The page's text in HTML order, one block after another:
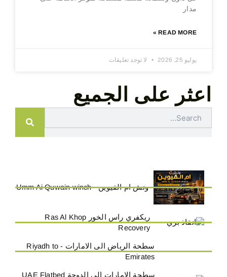
مدار
READ MORE »
يوليو 25, 2026 لا توجد تعليقات
اعثر على الجميع
ونش ام القيوين - Umm Ai Quwain winch
ريكفري راس الخور Ras Al Khop
Recovery
سطحة الرياض الى الامارات - Riyadh to
Emirates
سطحة الامارات الى الدوحة UAE Flatbed